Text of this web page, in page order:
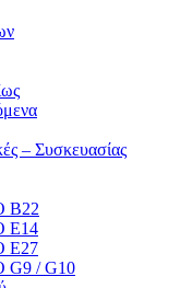
– Συσκευασίας
B22
E14
E27
G9 / G10